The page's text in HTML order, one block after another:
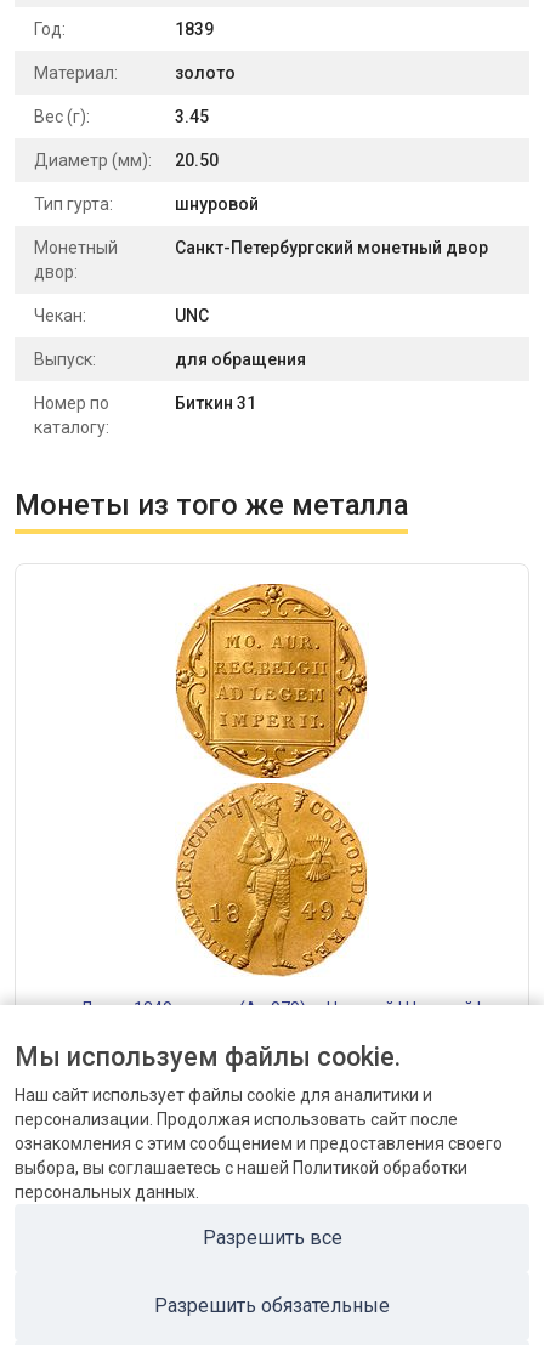
Год: 1839
Материал: золото
Вес (г): 3.45
Диаметр (мм): 20.50
Тип гурта: шнуровой
Монетный
двор:
Санкт-Петербургский монетный двор
Чекан: UNC
Выпуск: для обращения
Номер по
каталогу:
Биткин 31
Монеты из того же металла
— Дукат 1849, золото (Au 979) — Николай I Николай I
от 17280 до 33600 ₽
ПОПУЛЯРНЫЕ КАТЕГОРИИ
Мы используем файлы cookie.
Наш сайт использует файлы cookie для аналитики и
персонализации. Продолжая использовать сайт после
ознакомления с этим сообщением и предоставления своего
выбора, вы соглашаетесь с нашей Политикой обработки
персональных данных.
Разрешить все
Разрешить обязательные